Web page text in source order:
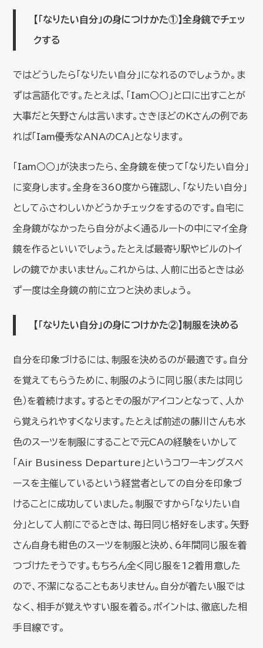
【「なりたい自分」の身につけかた①】全身鏡でチェッ
クする
ではどうしたら「なりたい自分」になれるのでしょうか。ま
ずは言語化です。たとえば、「Iam○○」と口に出すことが
大事だと矢野さんは言います。さきほどのKさんの例であ
れば「Iam優秀なANAのCA」となります。
「Iam○○」が決まったら、全身鏡を使って「なりたい自分」
に変身します。全身を360度から確認し、「なりたい自分」
としてふさわしいかどうかチェックをするのです。自宅に
全身鏡がなかったら自分がよく通るルートの中にマイ全身
鏡を作るといいでしょう。たとえば最寄り駅やビルのトイ
レの鏡でかまいません。これからは、人前に出るときは必
ず一度は全身鏡の前に立つと決めましょう。
【「なりたい自分」の身につけかた②】制服を決める
自分を印象づけるには、制服を決めるのが最適です。自分
を覚えてもらうために、制服のように同じ服（または同じ
色）を着続けます。するとその服がアイコンとなって、人か
ら覚えられやすくなります。たとえば前述の藤川さんも水
色のスーツを制服にすることで元CAの経験をいかして
「Air Business Departure」というコワーキングスペ
ースを主催しているという経営者としての自分を印象づ
けることに成功していました。制服ですから「なりたい自
分」として人前にでるときは、毎日同じ格好をします。矢野
さん自身も紺色のスーツを制服と決め、6年間同じ服を着
つづけたそうです。もちろん全く同じ服を12着用意した
ので、不潔になることもありません。自分が着たい服では
なく、相手が覚えやすい服を着る。ポイントは、徹底した相
手目線です。